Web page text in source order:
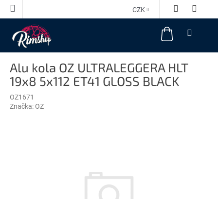
Přejít
CZK
NÁKUPNÍ
KOŠÍK
Alu kola OZ ULTRALEGGERA HLT
19x8 5x112 ET41 GLOSS BLACK
OZ1671
Značka: OZ